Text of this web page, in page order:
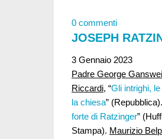
0 commenti
JOSEPH
3 Gennaio 2023
Padre George
Riccardi, “Gli intrighi,
la chiesa” (Repubblica).
forte di Ratzinger”
Stampa). Maurizio